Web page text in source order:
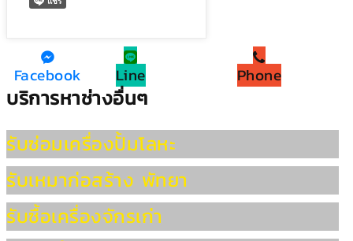
Facebook Line Phone
บริการหาช่างอื่นๆ
รับซ่อมเครื่องปั้มโลหะ
รับเหมาก่อสร้าง พัทยา
รับซื้อเครื่องจักรเก่า